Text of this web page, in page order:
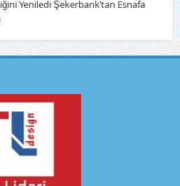
Yeniledi Şekerbank’tan Esnafa